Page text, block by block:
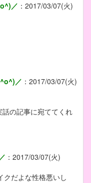
／ ： 2017/03/07(火)
／ ： 2017/03/07(火)
の記事に宛ててくれ
： 2017/03/07(火)
クだよな性格悪いし